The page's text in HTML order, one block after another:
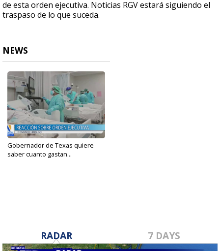
de esta orden ejecutiva. Noticias RGV estará siguiendo el
traspaso de lo que suceda.
NEWS
Gobernador de Texas quiere
saber cuanto gastan...
RADAR 7 DAYS